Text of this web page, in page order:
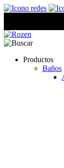
Productos
Baños